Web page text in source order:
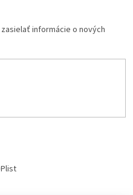
informácie o nových